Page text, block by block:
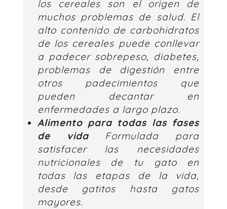
los cereales son el origen de
muchos problemas de salud. El
alto contenido de carbohidratos
de los cereales puede conllevar
a padecer sobrepeso, diabetes,
problemas de digestión entre
otros padecimientos que
pueden decantar en
enfermedades a largo plazo.
Alimento para todas las fases
de vida Formulada para
satisfacer las necesidades
nutricionales de tu gato en
todas las etapas de la vida,
desde gatitos hasta gatos
mayores.